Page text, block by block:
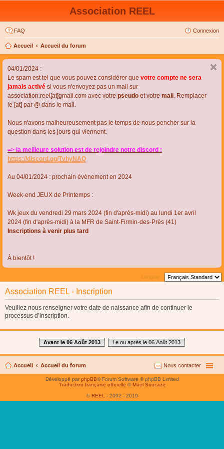
Association REEL
FAQ Connexion
Accueil Accueil du forum
04/01/2024 :
Le spam est tel que vous pouvez considérer que votre compte ne sera
jamais activé si vous n'envoyez pas un mail sur
association.reel[at]gmail.com avec votre pseudo et votre mail . Remplacer
le [at] par @ dans le mail.
Nous n'avons malheureusement pas le temps de nous pencher sur la
question dans les jours qui viennent.
=> la meilleure solution est de rejoindre notre discord :
https://discord.gg/TvhyNAQ
Au 04/01/2024 : prochain évènement en 2024
Week-end JEUX de Printemps :
Wk jeux du vendredi 29 mars 2024 (fin d'après-midi) au lundi 1er avril
2024 (fin d'après-midi) à la MFR de Saint-Firmin-des-Près (41)
Inscriptions à venir plus tard
À bientôt !
Langue :
Association REEL - Inscription
Veuillez nous renseigner votre date de naissance afin de continuer le
processus d’inscription.
Avant le 06 Août 2013 Le ou après le 06 Août 2013
Accueil Accueil du forum Nous contacter
Développé parphpBB® Forum Software © phpBB Limited
Traduction française officielle © Maël Soucaze
© REEL - 2002 - 2019